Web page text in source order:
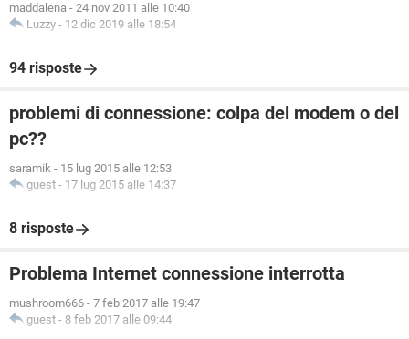
maddalena - 24 nov 2011 alle 10:40
Luzzy - 12 dic 2019 alle 18:54
94 risposte
problemi di connessione: colpa del modem o del
pc??
saramik - 15 lug 2015 alle 12:53
guest - 17 lug 2015 alle 14:37
8 risposte
Problema Internet connessione interrotta
mushroom666 - 7 feb 2017 alle 19:47
guest - 8 feb 2017 alle 09:44